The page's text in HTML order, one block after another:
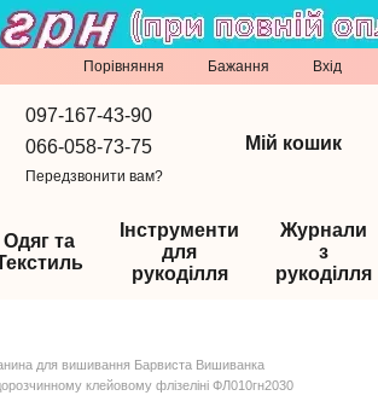
Порівняння Бажання Вхід
097-167-43-90
066-058-73-75
Передзвонити вам?
Мій кошик
Одяг та
Інструменти
для
рукоділля
Журнали
з
рукоділля
для вишивання Барвиста Вишиванка
клейовому флізеліні ФЛ010гн2030